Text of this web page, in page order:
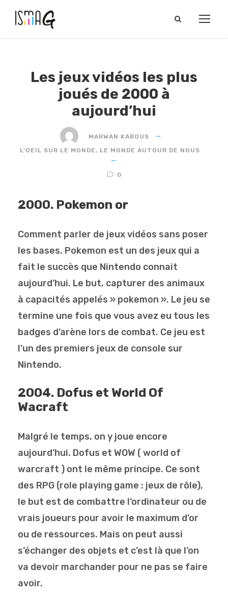
Les jeux vidéos les plus
joués de 2000 à
aujourd’hui
MARWAN KABOUS
L'OEIL SUR LE MONDE, LE MONDE AUTOUR DE NOUS
0
2000. Pokemon or
Comment parler de jeux vidéos sans poser
les bases. Pokemon est un des jeux qui a
fait le succès que Nintendo connait
aujourd’hui. Le but, capturer des animaux
à capacités appelés » pokemon ». Le jeu se
termine une fois que vous avez eu tous les
badges d’arène lors de combat. Ce jeu est
l’un des premiers jeux de console sur
Nintendo.
2004. Dofus et World Of
Wacraft
Malgré le temps, on y joue encore
aujourd’hui. Dofus et WOW ( world of
warcraft ) ont le même principe. Ce sont
des RPG (role playing game : jeux de rôle),
le but est de combattre l’ordinateur ou de
vrais joueurs pour avoir le maximum d’or
ou de ressources. Mais on peut aussi
s’échanger des objets et c’est là que l’on
va devoir marchander pour ne pas se faire
avoir.